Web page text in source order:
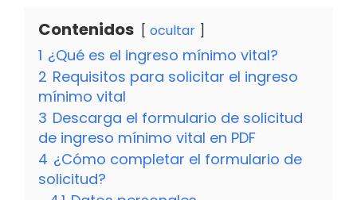
Contenidos ocultar
1 ¿Qué es el ingreso mínimo vital?
2 Requisitos para solicitar el ingreso
mínimo vital
3 Descarga el formulario de solicitud
de ingreso mínimo vital en PDF
4 ¿Cómo completar el formulario de
solicitud?